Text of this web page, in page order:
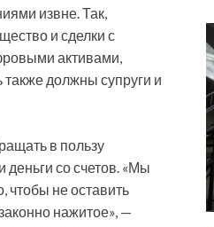
извне. Так,
и сделки с
активами,
должны супруги и
в пользу
деньги со счетов. «Мы
чтобы не оставить
нажитое», —